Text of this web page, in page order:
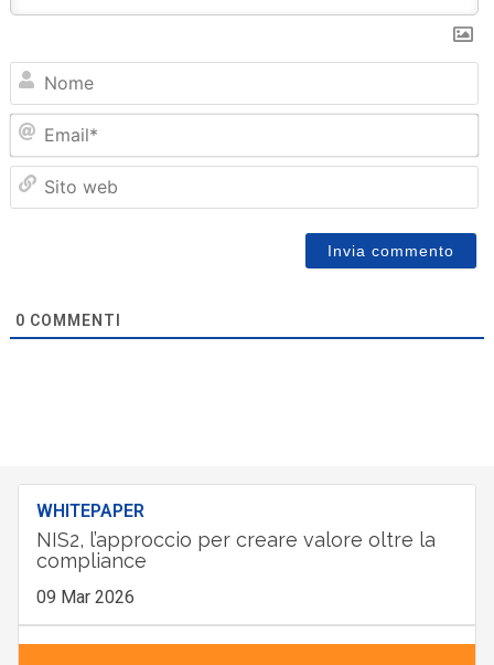
0 COMMENTI
WHITEPAPER
NIS2, l’approccio per creare valore oltre la
compliance
09 Mar 2026